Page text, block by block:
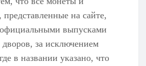
на сайте,
выпусками
за исключением
в названии указано, что